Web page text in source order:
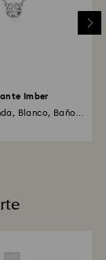
Imber
Blanco, Baño